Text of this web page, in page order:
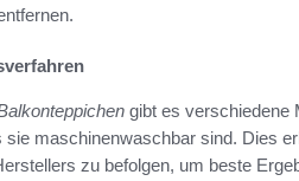
gibt es verschiedene
sie maschinenwaschbar sind. Dies
zu befolgen, um beste